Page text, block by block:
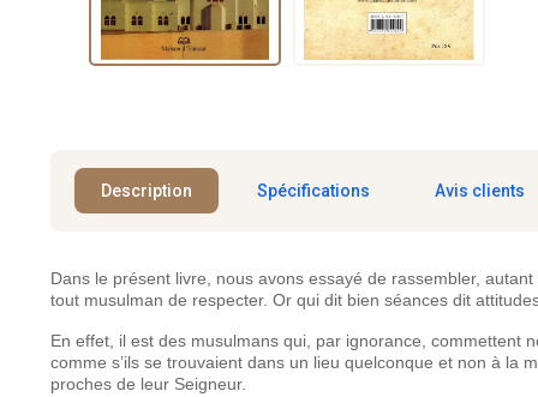
Description Spécifications Avis clients
Dans le présent livre, nous avons essayé de rassembler,
tout musulman de respecter. Or qui dit bien séances dit
En effet, il est des musulmans qui, par ignorance, commettent
comme s’ils se trouvaient dans un lieu quelconque et non à la
proches de leur Seigneur.